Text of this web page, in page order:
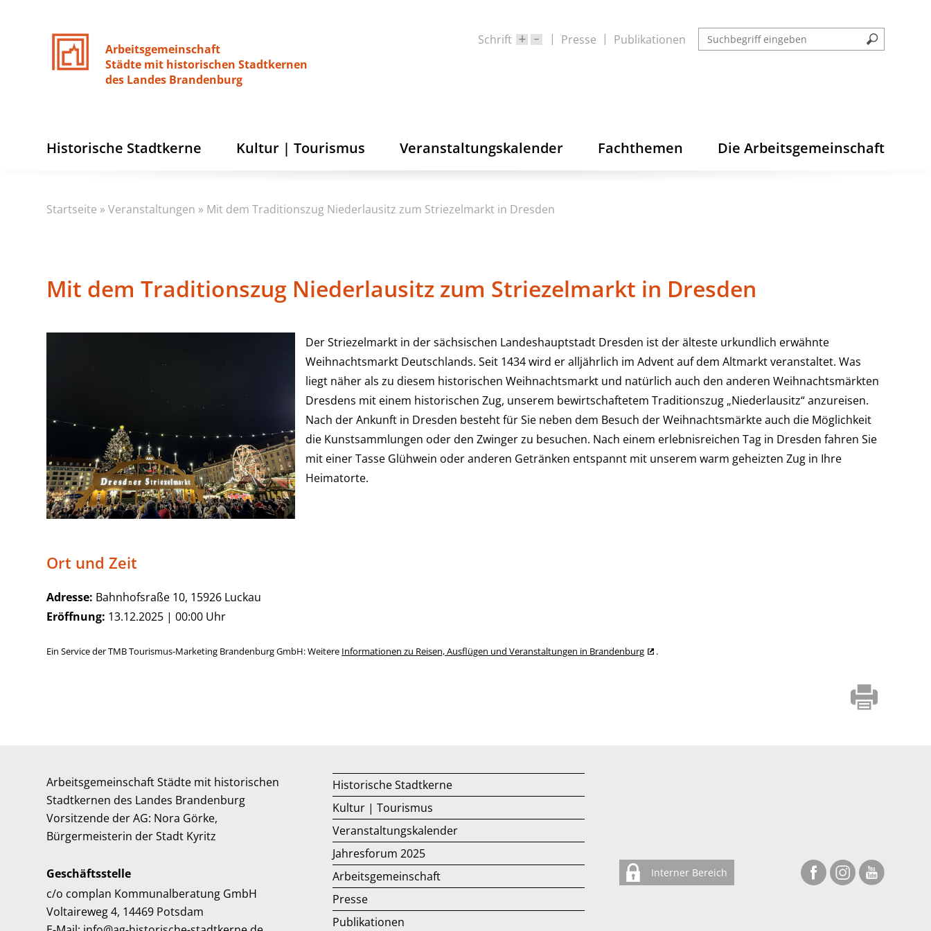
Arbeitsgemeinschaft
Städte mit historischen Stadtkernen
des Landes Brandenburg
Schrift Presse Publikationen
Historische Stadtkerne Kultur | Tourismus Veranstaltungskalender Fachthemen Die Arbeitsgemeinschaft
Startseite »Veranstaltungen » Mit dem Traditionszug Niederlausitz zum Striezelmarkt in Dresden
Mit dem Traditionszug Niederlausitz zum Striezelmarkt in Dresden
Der Striezelmarkt in der sächsischen Landeshauptstadt Dresden ist der älteste urkundlich erwähnte
Weihnachtsmarkt Deutschlands. Seit 1434 wird er alljährlich im Advent auf dem Altmarkt veranstaltet. Was
liegt näher als zu diesem historischen Weihnachtsmarkt und natürlich auch den anderen Weihnachtsmärkten
Dresdens mit einem historischen Zug, unserem bewirtschaftetem Traditionszug „Niederlausitz“ anzureisen.
Nach der Ankunft in Dresden besteht für Sie neben dem Besuch der Weihnachtsmärkte auch die Möglichkeit
die Kunstsammlungen oder den Zwinger zu besuchen. Nach einem erlebnisreichen Tag in Dresden fahren Sie
mit einer Tasse Glühwein oder anderen Getränken entspannt mit unserem warm geheizten Zug in Ihre
Heimatorte.
Ort und Zeit
Adresse: Bahnhofsraße 10, 15926 Luckau
Eröffnung: 13.12.2025 | 00:00 Uhr
Ein Service der TMB Tourismus-Marketing Brandenburg GmbH: Weitere Informationen zu Reisen, Ausflügen und Veranstaltungen in Brandenburg .
Arbeitsgemeinschaft Städte mit historischen
Stadtkernen des Landes Brandenburg
Vorsitzende der AG: Nora Görke,
Bürgermeisterin der Stadt Kyritz
Geschäftsstelle
c/o complan Kommunalberatung GmbH
Voltaireweg 4, 14469 Potsdam
Historische Stadtkerne
Kultur | Tourismus
Veranstaltungskalender
Jahresforum 2025
Arbeitsgemeinschaft
Presse
Publikationen
Interner Bereich